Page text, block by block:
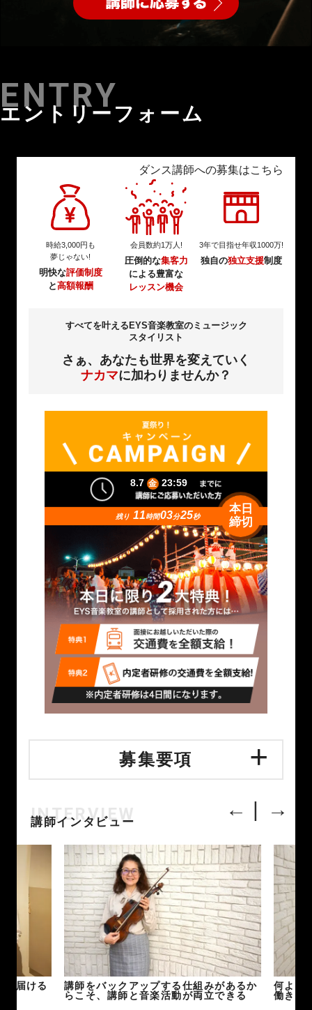
エントリーフォーム
ENTRY
ダンス講師への募集はこちら
時給3,000円も
夢じゃない!
明快な評価制度
と高額報酬
会員数約1万人!
圧倒的な集客力
による豊富な
レッスン機会
3年で目指せ年収1000万!
独自の独立支援制度
すべてを叶えるEYS音楽教室のミュージック
スタイリスト
さぁ、あなたも世界を変えていく
ナカマに加わりませんか？
8.7 金23:59
残り 11時間03分23秒
本日
締切
募集要項
INTERVIEW
講師インタビュー
見届ける
講師をバックアップする仕組みがあるか
らこそ、講師と音楽活動が両立できる
何より
働き方